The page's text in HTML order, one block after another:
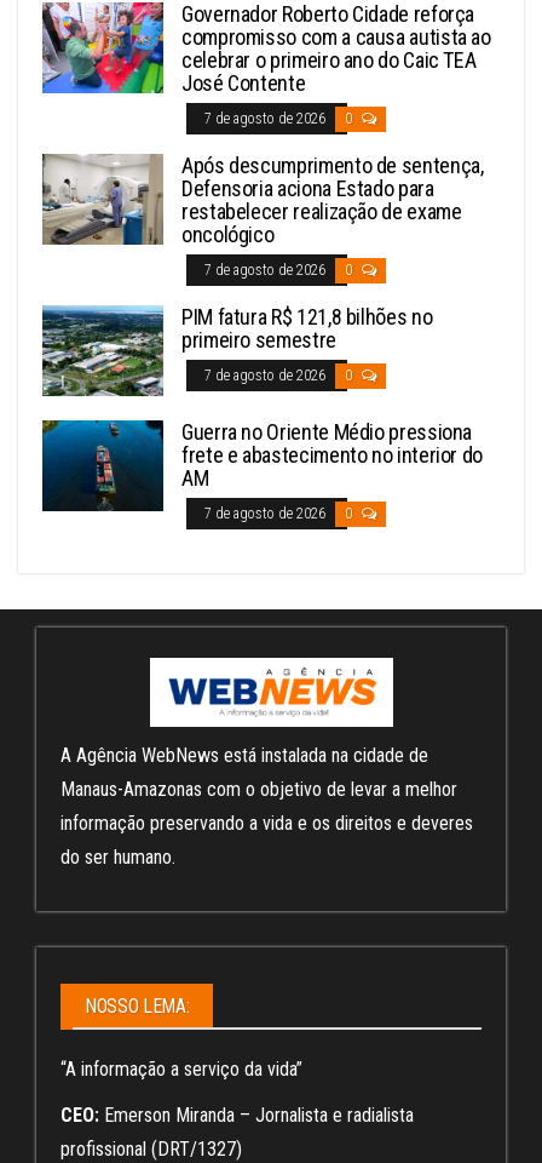
Governador Roberto Cidade reforça
compromisso com a causa autista ao
celebrar o primeiro ano do Caic TEA
José Contente
7 de agosto de 2026 0
Após descumprimento de sentença,
Defensoria aciona Estado para
restabelecer realização de exame
oncológico
7 de agosto de 2026 0
PIM fatura R$ 121,8 bilhões no
primeiro semestre
7 de agosto de 2026 0
Guerra no Oriente Médio pressiona
frete e abastecimento no interior do
AM
7 de agosto de 2026 0
A Agência WebNews está instalada na cidade de
Manaus-Amazonas com o objetivo de levar a melhor
informação preservando a vida e os direitos e deveres
do ser humano.
NOSSO LEMA:
“A informação a serviço da vida”
CEO: Emerson Miranda – Jornalista e radialista
profissional (DRT/1327)